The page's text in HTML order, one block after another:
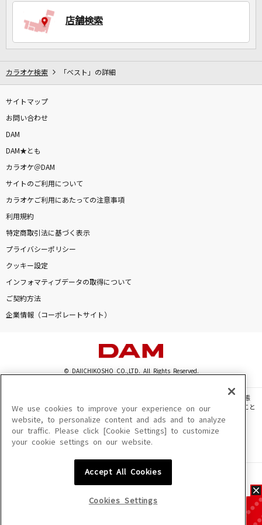
カラオケをもっと楽しもう！
店舗検索
カラオケ検索 「ベスト」の詳細
サイトマップ
お問い合わせ
DAM
DAM★とも
カラオケ＠DAM
サイトのご利用について
カラオケご利用にあたっての注意事項
利用規約
特定商取引法に基づく表示
プライバシーポリシー
クッキー設定
インフォマティブデータの取得について
ご契約方法
企業情報（コーポレートサイト）
© DAIICHIKOSHO CO.,LTD. All Rights Reserved.
このサイトに掲載されている一切の文章・画像・写真・動画・音声等を、手段や形態
を問わず、著作権法の定める範囲を超えて無断で複製、転載、ファイル化などすること
を禁じます。
楽曲及びコンテンツは、機種によりご利用いただけない場合があります。
楽曲及びコンテンツの配信日、配信内容が変更になる場合があります。
We use cookies to improve your experience on our
website, to personalize content and ads and to analyze
our traffic. Please click [Cookie Settings] to customize
your cookie settings on our website.
Accept All Cookies
Cookies Settings